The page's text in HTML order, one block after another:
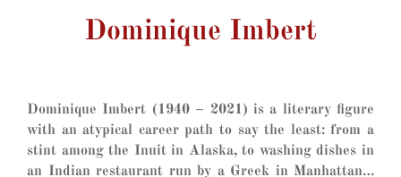
Dominique Imbert
Dominique Imbert (1940 – 2021) is a literary figure
with an atypical career path to say the least: from a
stint among the Inuit in Alaska, to washing dishes in
an Indian restaurant run by a Greek in Manhattan…